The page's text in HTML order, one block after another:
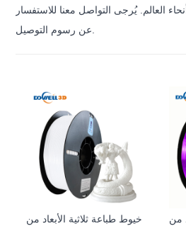
العالم. يُرجى التواصل معنا للاستفسار
خيوط طباعة ثلاثية الأبعاد من
من